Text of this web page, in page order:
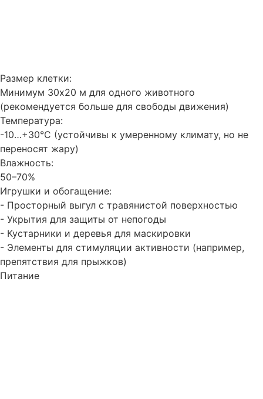
Размер клетки:
Минимум 30х20 м для одного животного
(рекомендуется больше для свободы движения)
Температура:
-10…+30°C (устойчивы к умеренному климату, но не
переносят жару)
Влажность:
50–70%
Игрушки и обогащение:
- Просторный выгул с травянистой поверхностью
- Укрытия для защиты от непогоды
- Кустарники и деревья для маскировки
- Элементы для стимуляции активности (например,
препятствия для прыжков)
Питание